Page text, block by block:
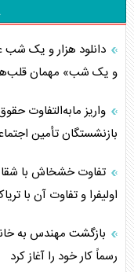
تحلیل جامع پدیده
تأثیر جنگ ایران و
اربعین، کابوس مشترک
برنامه هفتم توسعه
کنوانسیون دریای
اوکراین بازوی مخرب
دانلود هزار و یک شب
و یک شب» مهمان
بازنشستگان تأمین
تفاوت خشخاش با
اولیفرا و تفاوت آن
بازگشت مهندس به
رسماً کار خود را آغاز کرد